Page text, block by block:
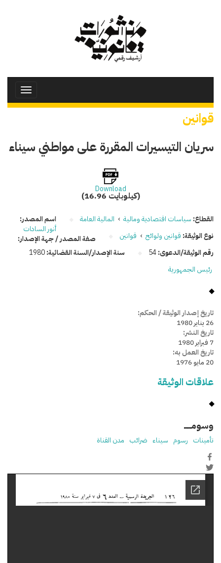
Toggle
قوانين
سريان التيسيرات المقررة على مواطني سيناء
Download
(16.96 كيلوبايت)
القطاع: سياسات اقتصادية ومالية › المالية العامة
نوع الوثيقة: قوانين ولوائح › قوانين
رقم الوثيقة/الدعوى:54 سنة الإصدار/السنة القضائية:1980
اسم المصدر:
أنور السادات
صفة المصدر / جهة الإصدار:
رئيس الجمهورية
تاريخ إصدار الوثيقة / الحكم:
26 يناير 1980
تاريخ النشر:
7 فبراير 1980
تاريخ العمل به:
20 مايو 1976
علاقات الوثيقة
وسومـــــ
تأمينات رسوم سيناء ضرائب مدن القناة